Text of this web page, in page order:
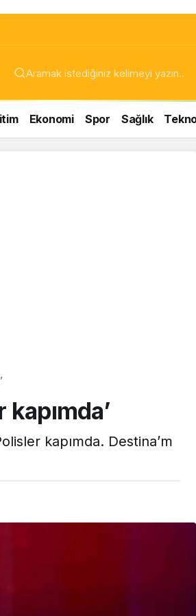
Ekonomi Spor Sağlık
kapımda. Destina’m
Brownie tadında ıslak